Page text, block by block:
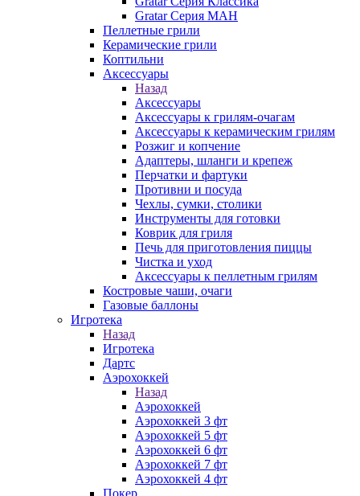
Gratar Серия МАН
Пеллетные грили
Керамические грили
Коптильни
Аксессуары
Назад
Аксессуары
Аксессуары к грилям-очагам
Аксессуары к керамическим грилям
Розжиг и копчение
Адаптеры, шланги и крепеж
Перчатки и фартуки
Противни и посуда
Чехлы, сумки, столики
Инструменты для готовки
Коврик для гриля
Печь для приготовления пиццы
Чистка и уход
Аксессуары к пеллетным грилям
Костровые чаши, очаги
Газовые баллоны
Игротека
Назад
Игротека
Дартс
Аэрохоккей
Назад
Аэрохоккей
Аэрохоккей 3 фт
Аэрохоккей 5 фт
Аэрохоккей 6 фт
Аэрохоккей 7 фт
Аэрохоккей 4 фт
Покер